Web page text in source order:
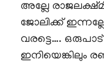
അല്ലേ
ജോലിക്ക്
വരട്ടെ….
ഇനിയെങ്കിലും